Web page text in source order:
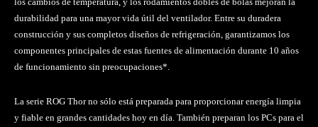
durabilidad para una mayor vida útil del ventilador. Entre su duradera
construcción y sus completos diseños de refrigeración, garantizamos los
componentes principales de estas fuentes de alimentación durante 10 años
de funcionamiento sin preocupaciones*.
La serie ROG Thor no sólo está preparada para proporcionar energía limpia
y fiable en grandes cantidades hoy en día. También preparan los PCs para el